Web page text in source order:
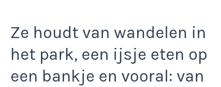
Ze houdt van wandelen in
het park, een ijsje eten op
een bankje en vooral: van